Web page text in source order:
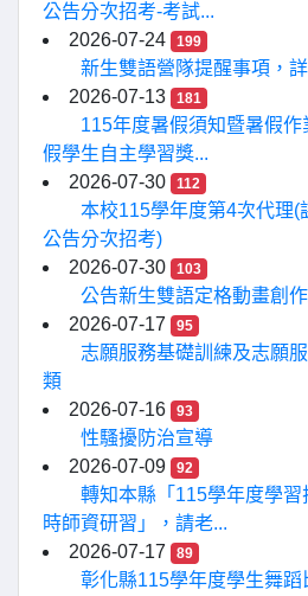
公告分次招考-考試...
2026-07-24
199
新生雙語營隊提醒事項，
2026-07-13
181
115年度暑假須知暨暑假
假學生自主學習獎...
2026-07-30
112
本校115學年度第4次代理(
公告分次招考)
2026-07-30
103
公告新生雙語定格動畫創
2026-07-17
95
志願服務基礎訓練及志願
類
2026-07-16
93
性騷擾防治宣導
2026-07-09
92
轉知本縣「115學年度學
時師資研習」，請老...
2026-07-17
89
彰化縣115學年度學生舞蹈